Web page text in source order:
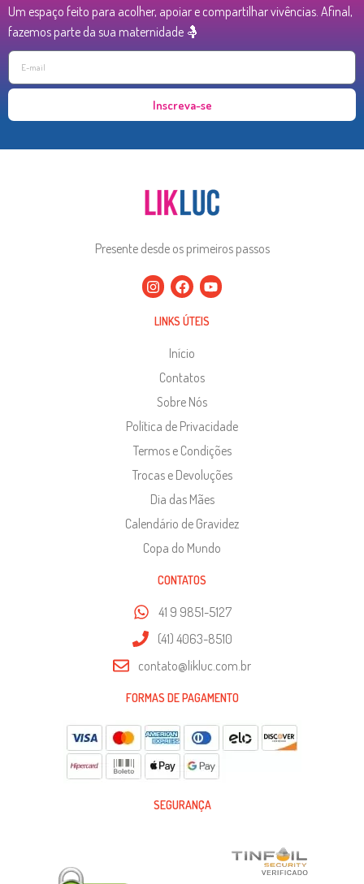
Um espaço feito para acolher, apoiar e compartilhar vivências. Afinal,
fazemos parte da sua maternidade 🤱
Inscreva-se
Presente desde os primeiros passos
LINKS ÚTEIS
Início
Contatos
Sobre Nós
Política de Privacidade
Termos e Condições
Trocas e Devoluções
Dia das Mães
Calendário de Gravidez
Copa do Mundo
CONTATOS
41 9 9851-5127
(41) 4063-8510
contato@likluc.com.br
FORMAS DE PAGAMENTO
SEGURANÇA